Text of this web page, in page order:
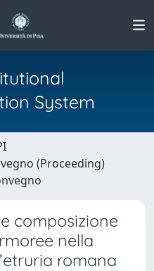
System
(Proceeding)
composizione
nella
romana